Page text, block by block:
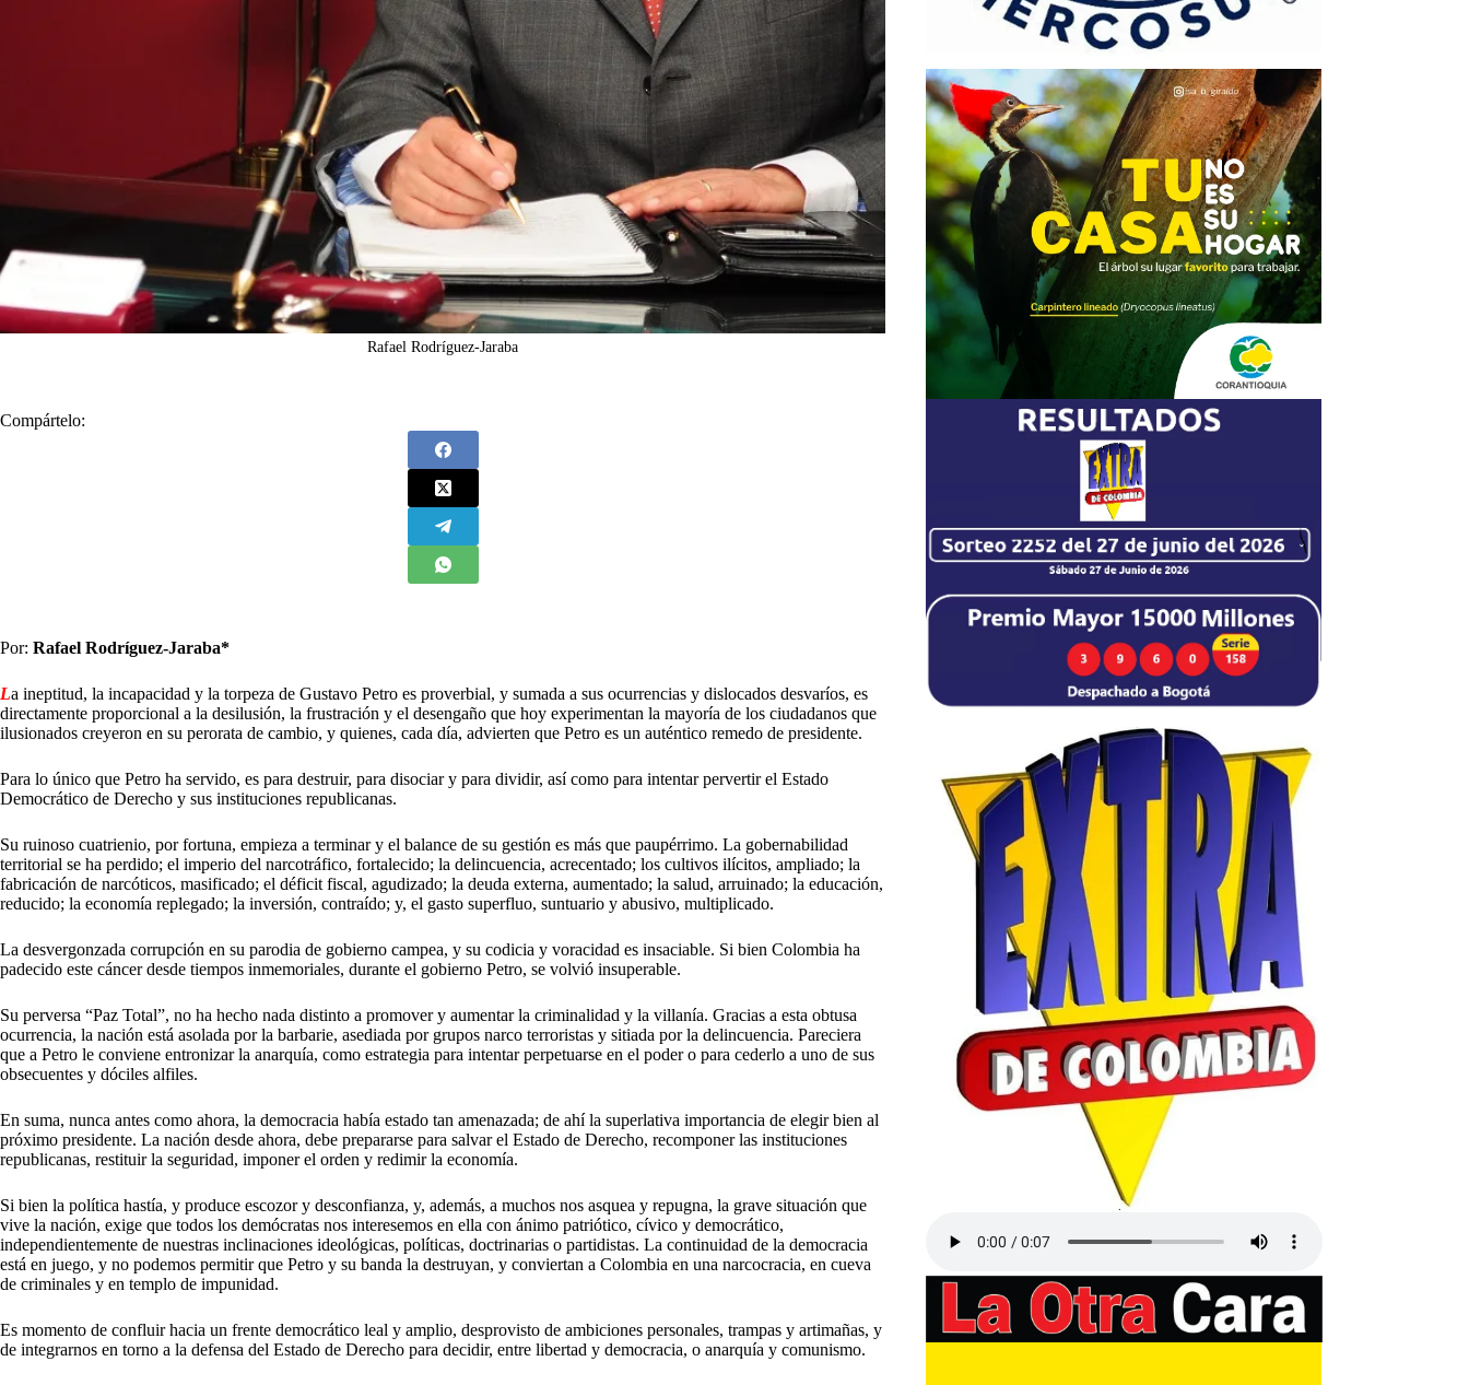
Rafael Rodríguez-Jaraba
Compártelo:
Por: Rafael Rodríguez-Jaraba*
La ineptitud, la incapacidad y la torpeza de Gustavo Petro es proverbial, y sumada a sus ocurrencias y dislocados desvaríos, es
directamente proporcional a la desilusión, la frustración y el desengaño que hoy experimentan la mayoría de los ciudadanos que
ilusionados creyeron en su perorata de cambio, y quienes, cada día, advierten que Petro es un auténtico remedo de presidente.
Para lo único que Petro ha servido, es para destruir, para disociar y para dividir, así como para intentar pervertir el Estado
Democrático de Derecho y sus instituciones republicanas.
Su ruinoso cuatrienio, por fortuna, empieza a terminar y el balance de su gestión es más que paupérrimo. La gobernabilidad
territorial se ha perdido; el imperio del narcotráfico, fortalecido; la delincuencia, acrecentado; los cultivos ilícitos, ampliado; la
fabricación de narcóticos, masificado; el déficit fiscal, agudizado; la deuda externa, aumentado; la salud, arruinado; la educación,
reducido; la economía replegado; la inversión, contraído; y, el gasto superfluo, suntuario y abusivo, multiplicado.
La desvergonzada corrupción en su parodia de gobierno campea, y su codicia y voracidad es insaciable. Si bien Colombia ha
padecido este cáncer desde tiempos inmemoriales, durante el gobierno Petro, se volvió insuperable.
Su perversa “Paz Total”, no ha hecho nada distinto a promover y aumentar la criminalidad y la villanía. Gracias a esta obtusa
ocurrencia, la nación está asolada por la barbarie, asediada por grupos narco terroristas y sitiada por la delincuencia. Pareciera
que a Petro le conviene entronizar la anarquía, como estrategia para intentar perpetuarse en el poder o para cederlo a uno de sus
obsecuentes y dóciles alfiles.
En suma, nunca antes como ahora, la democracia había estado tan amenazada; de ahí la superlativa importancia de elegir bien al
próximo presidente. La nación desde ahora, debe prepararse para salvar el Estado de Derecho, recomponer las instituciones
republicanas, restituir la seguridad, imponer el orden y redimir la economía.
Si bien la política hastía, y produce escozor y desconfianza, y, además, a muchos nos asquea y repugna, la grave situación que
vive la nación, exige que todos los demócratas nos interesemos en ella con ánimo patriótico, cívico y democrático,
independientemente de nuestras inclinaciones ideológicas, políticas, doctrinarias o partidistas. La continuidad de la democracia
está en juego, y no podemos permitir que Petro y su banda la destruyan, y conviertan a Colombia en una narcocracia, en cueva
de criminales y en templo de impunidad.
Es momento de confluir hacia un frente democrático leal y amplio, desprovisto de ambiciones personales, trampas y artimañas, y
de integrarnos en torno a la defensa del Estado de Derecho para decidir, entre libertad y democracia, o anarquía y comunismo.